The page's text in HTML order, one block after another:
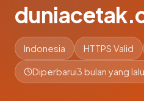
Indonesia HTTPS Valid
Diperbarui3 bulan yang lalu